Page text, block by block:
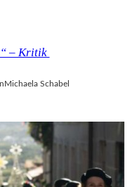
– Kritik
Michaela Schabel